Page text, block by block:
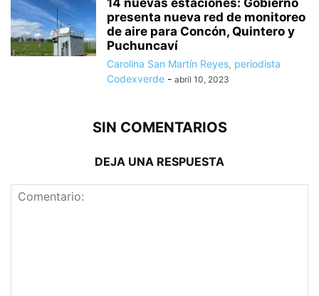
14 nuevas estaciones: Gobierno
presenta nueva red de monitoreo
de aire para Concón, Quintero y
Puchuncaví
Carolina San Martín Reyes, periodista
Codexverde - abril 10, 2023
SIN COMENTARIOS
DEJA UNA RESPUESTA